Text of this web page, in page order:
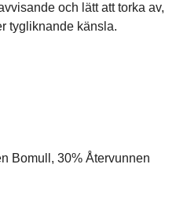
och lätt att torka av,
tygliknande känsla.
Bomull, 30% Återvunnen